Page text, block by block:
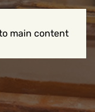
main content